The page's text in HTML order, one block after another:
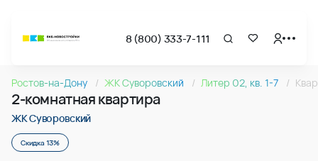
8 (800) 333-7-111
Квартира № 008 в ЖК Суворовский : подъезд 1, этаж 1,
2-комнатная квартира 64.95м2 в ЖК Суворовский,
2-комнатная квартира 64.95м2 в ЖК Суворовский,
Ростов-на-Дону ЖК Суворовский Литер 02, кв. 1-7
2-комнатная квартира
ЖК Суворовский
Скидка 13%